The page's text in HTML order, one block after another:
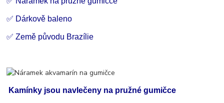
✅ Dárkově baleno
✅ Země původu Brazílie
Kamínky jsou navlečeny na pružné gumičce